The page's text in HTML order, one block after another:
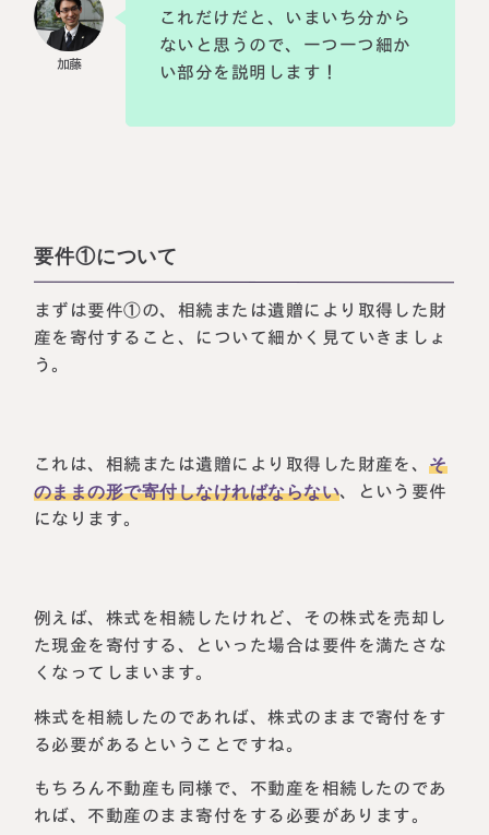
これだけだと、いまいち分から
ないと思うので、一つ一つ細か
い部分を説明します！
要件①について
まずは要件①の、相続または遺贈により取得した財
産を寄付すること、について細かく見ていきましょ
う。
これは、相続または遺贈により取得した財産を、そ
のままの形で寄付しなければならない、という要件
になります。
例えば、株式を相続したけれど、その株式を売却し
た現金を寄付する、といった場合は要件を満たさな
くなってしまいます。
株式を相続したのであれば、株式のままで寄付をす
る必要があるということですね。
もちろん不動産も同様で、不動産を相続したのであ
れば、不動産のまま寄付をする必要があります。